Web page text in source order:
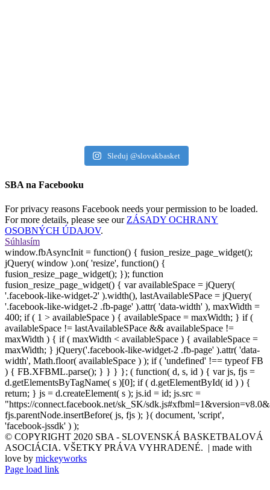
Sleduj @slovakbasket
SBA na Facebooku
For privacy reasons Facebook needs your permission to be loaded.
For more details, please see our ZÁSADY OCHRANY
OSOBNÝCH ÚDAJOV.
Súhlasím
window.fbAsyncInit = function() { fusion_resize_page_widget();
jQuery( window ).on( 'resize', function() {
fusion_resize_page_widget(); }); function
fusion_resize_page_widget() { var availableSpace = jQuery(
'.facebook-like-widget-2' ).width(), lastAvailableSPace = jQuery(
'.facebook-like-widget-2 .fb-page' ).attr( 'data-width' ), maxWidth =
400; if ( 1 > availableSpace ) { availableSpace = maxWidth; } if (
availableSpace != lastAvailableSPace && availableSpace !=
maxWidth ) { if ( maxWidth < availableSpace ) { availableSpace =
maxWidth; } jQuery('.facebook-like-widget-2 .fb-page' ).attr( 'data-
width', Math.floor( availableSpace ) ); if ( 'undefined' !== typeof FB
) { FB.XFBML.parse(); } } } }; ( function( d, s, id ) { var js, fjs =
d.getElementsByTagName( s )[0]; if ( d.getElementById( id ) ) {
return; } js = d.createElement( s ); js.id = id; js.src =
"https://connect.facebook.net/sk_SK/
fjs.parentNode.insertBefore( js, fjs ); }( document, 'script',
'facebook-jssdk' ) );
© COPYRIGHT 2020 SBA - SLOVENSKÁ BASKETBALOVÁ
ASOCIÁCIA. VŠETKY PRÁVA VYHRADENÉ. | made with
love by mickeyworks
Page load link